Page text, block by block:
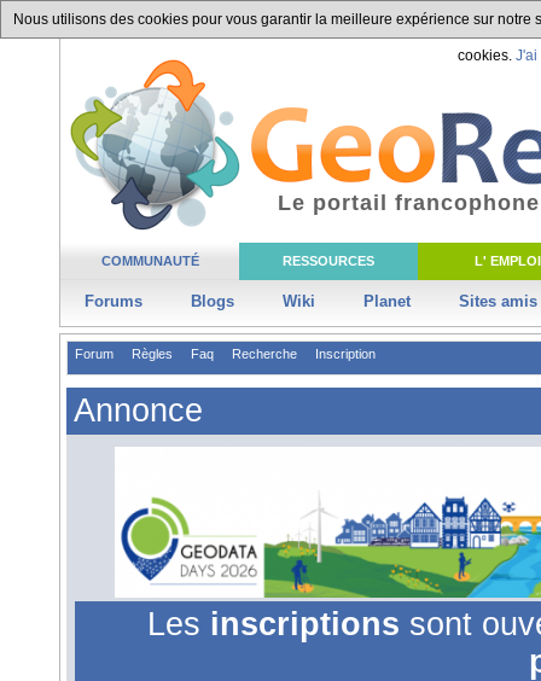
Nous utilisons des cookies pour vous garantir la meilleure expérience sur
cookies. J'ai
COMMUNAUTÉ RESSOURCES L' EMPLOI
Forums Blogs Wiki Planet Sites amis
Le portail
Forum Règles Faq Recherche Inscription
Annonce
Les inscriptions sont